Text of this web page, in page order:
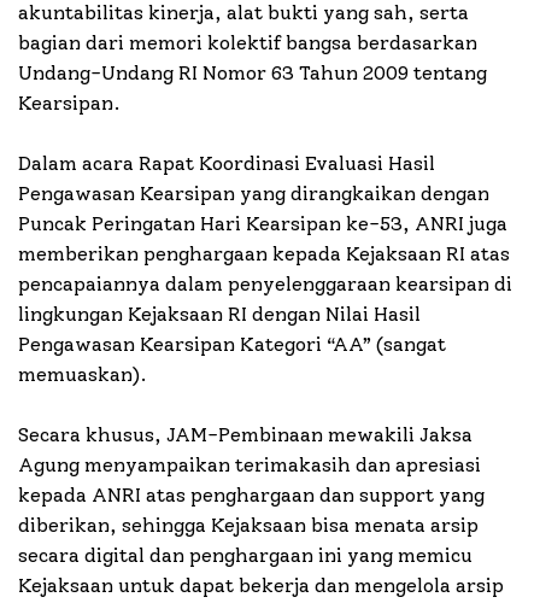
akuntabilitas kinerja, alat bukti yang sah, serta
bagian dari memori kolektif bangsa berdasarkan
Undang-Undang RI Nomor 63 Tahun 2009 tentang
Kearsipan.
Dalam acara Rapat Koordinasi Evaluasi Hasil
Pengawasan Kearsipan yang dirangkaikan dengan
Puncak Peringatan Hari Kearsipan ke-53, ANRI juga
memberikan penghargaan kepada Kejaksaan RI atas
pencapaiannya dalam penyelenggaraan kearsipan di
lingkungan Kejaksaan RI dengan Nilai Hasil
Pengawasan Kearsipan Kategori “AA” (sangat
memuaskan).
Secara khusus, JAM-Pembinaan mewakili Jaksa
Agung menyampaikan terimakasih dan apresiasi
kepada ANRI atas penghargaan dan support yang
diberikan, sehingga Kejaksaan bisa menata arsip
secara digital dan penghargaan ini yang memicu
Kejaksaan untuk dapat bekerja dan mengelola arsip